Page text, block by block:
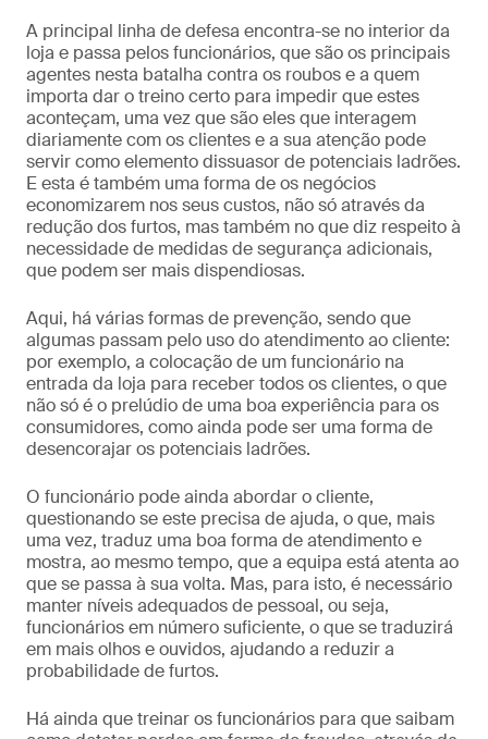
A principal linha de defesa encontra-se no interior da
loja e passa pelos funcionários, que são os principais
agentes nesta batalha contra os roubos e a quem
importa dar o treino certo para impedir que estes
aconteçam, uma vez que são eles que interagem
diariamente com os clientes e a sua atenção pode
servir como elemento dissuasor de potenciais ladrões.
E esta é também uma forma de os negócios
economizarem nos seus custos, não só através da
redução dos furtos, mas também no que diz respeito à
necessidade de medidas de segurança adicionais,
que podem ser mais dispendiosas.
Aqui, há várias formas de prevenção, sendo que
algumas passam pelo uso do atendimento ao cliente:
por exemplo, a colocação de um funcionário na
entrada da loja para receber todos os clientes, o que
não só é o prelúdio de uma boa experiência para os
consumidores, como ainda pode ser uma forma de
desencorajar os potenciais ladrões.
O funcionário pode ainda abordar o cliente,
questionando se este precisa de ajuda, o que, mais
uma vez, traduz uma boa forma de atendimento e
mostra, ao mesmo tempo, que a equipa está atenta ao
que se passa à sua volta. Mas, para isto, é necessário
manter níveis adequados de pessoal, ou seja,
funcionários em número suficiente, o que se traduzirá
em mais olhos e ouvidos, ajudando a reduzir a
probabilidade de furtos.
Há ainda que treinar os funcionários para que saibam